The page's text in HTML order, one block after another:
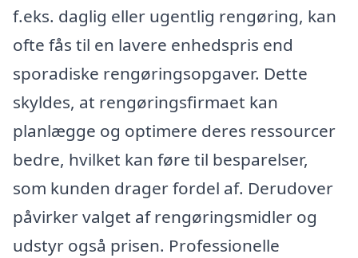
f.eks. daglig eller ugentlig rengøring, kan
ofte fås til en lavere enhedspris end
sporadiske rengøringsopgaver. Dette
skyldes, at rengøringsfirmaet kan
planlægge og optimere deres ressourcer
bedre, hvilket kan føre til besparelser,
som kunden drager fordel af. Derudover
påvirker valget af rengøringsmidler og
udstyr også prisen. Professionelle